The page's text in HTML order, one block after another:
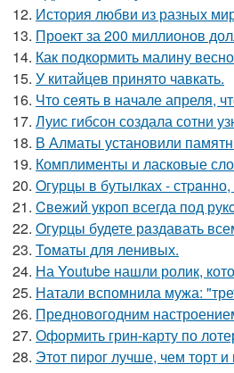
12. История любви из разных
13. Проект за 200 миллионов
14. Как подкормить малину
15. У китайцев принято чавкать.
16. Что сеять в начале апреля,
17. Луис гибсон создала сотни
18. В Алматы установили
19. Комплименты и ласковые
20. Oгурцы в бутылках -
21. Cвeжий укроп всегда под
22. Oгурцы будете рaздавать
23. Toматы для ленивых.
24. На Youtube нашли ролик,
25. Натали вспомнила мужа:
26. Предновогодним
27. Оформить грин-карту по
28. Этот пирог лучше, чем торт и